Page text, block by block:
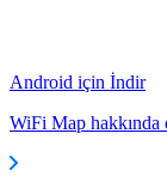
Android için İndir
WiFi Map hakkında